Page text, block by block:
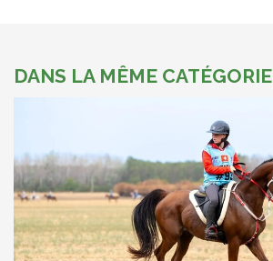
DANS LA MÊME CATÉGORIE